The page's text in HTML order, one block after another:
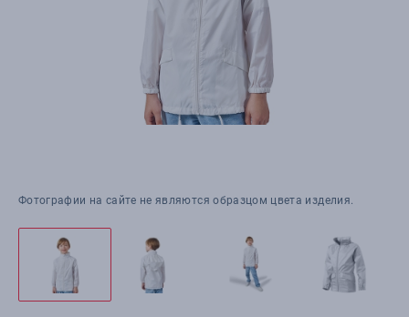
Фотографии на сайте не являются образцом цвета изделия.